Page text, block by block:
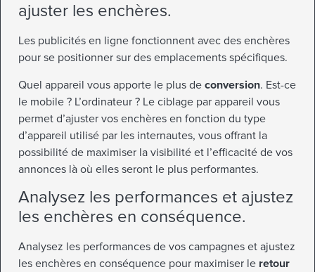
ajuster les enchères.
Les publicités en ligne fonctionnent avec des enchères
pour se positionner sur des emplacements spécifiques.
Quel appareil vous apporte le plus de conversion. Est-ce
le mobile ? L’ordinateur ? Le ciblage par appareil vous
permet d’ajuster vos enchères en fonction du type
d’appareil utilisé par les internautes, vous offrant la
possibilité de maximiser la visibilité et l’efficacité de vos
annonces là où elles seront le plus performantes.
Analysez les performances et ajustez
les enchères en conséquence.
Analysez les performances de vos campagnes et ajustez
les enchères en conséquence pour maximiser le retour